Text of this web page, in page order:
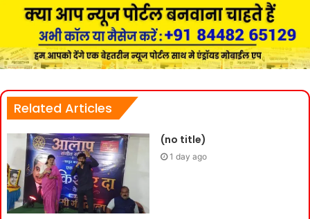
Related Articles
(no title)
1 day ago